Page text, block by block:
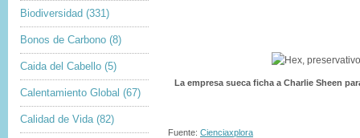
Biodiversidad (331)
Bonos de Carbono (8)
Caida del Cabello (5)
Calentamiento Global (67)
Calidad de Vida (82)
La empresa sueca ficha a Charlie Sheen
Fuente: Cienciaxplora